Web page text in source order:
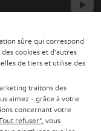
sûre qui correspond
cookies et d'autres
de tiers et utilise des
traitons des
aimez - grâce à votre
concernant votre
refuser" , vous